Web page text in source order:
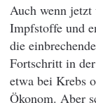
Auch wenn
Impfstoffe und
die
Fortschritt in
etwa bei Krebs
Ökonom. Aber